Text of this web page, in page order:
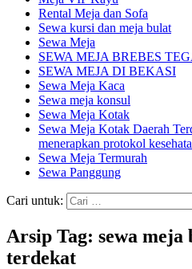
Rental Meja dan Sofa
Sewa kursi dan meja bulat
Sewa Meja
SEWA MEJA BREBES
SEWA MEJA DI BEKASI
Sewa Meja Kaca
Sewa meja konsul
Sewa Meja Kotak
Sewa Meja Kotak Daerah
menerapkan protokol
Sewa Meja Termurah
Sewa Panggung
Cari untuk:
Arsip Tag: sewa
terdekat